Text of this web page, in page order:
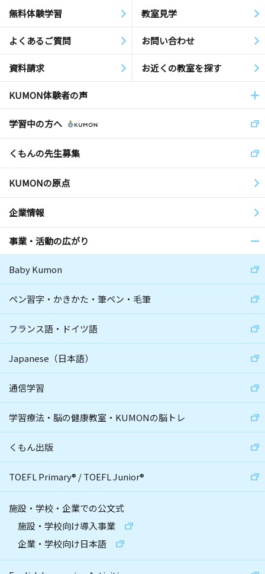
無料体験学習 教室見学
よくあるご質問 お問い合わせ
資料請求 お近くの教室を探す
KUMON体験者の声
学習中の方へ
くもんの先生募集
KUMONの原点
企業情報
事業・活動の広がり
Baby Kumon
ペン習字・かきかた・筆ペン・毛筆
フランス語・ドイツ語
Japanese（日本語）
通信学習
学習療法・脳の健康教室・KUMONの脳トレ
くもん出版
TOEFL Primary® /TOEFL Junior®
施設・学校・企業での公文式
施設・学校向け導入事業
企業・学校向け日本語